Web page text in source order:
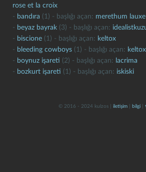
rose et la croix
- bandıra (1) - başlığı açan: merethum
- beyaz bayrak (3) - başlığı açan:
- biscione (1) - başlığı açan: keltox
- bleeding cowboys (1) - başlığı açan: keltox
- boynuz işareti (2) - başlığı açan: lacrima
- bozkurt işareti (1) - başlığı açan: iskiski
© 2016 - 2024 kulzos | iletişim| bilgi|